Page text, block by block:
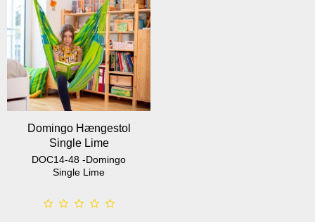
Domingo Hængestol
Single Lime
DOC14-48 -Domingo
Single Lime